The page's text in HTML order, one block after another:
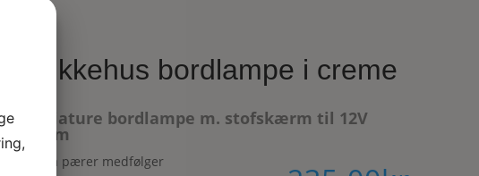
Dukkehus bordlampe i creme
Miniature bordlampe m. stofskærm til 12V
strøm
Ekstra pærer medfølger